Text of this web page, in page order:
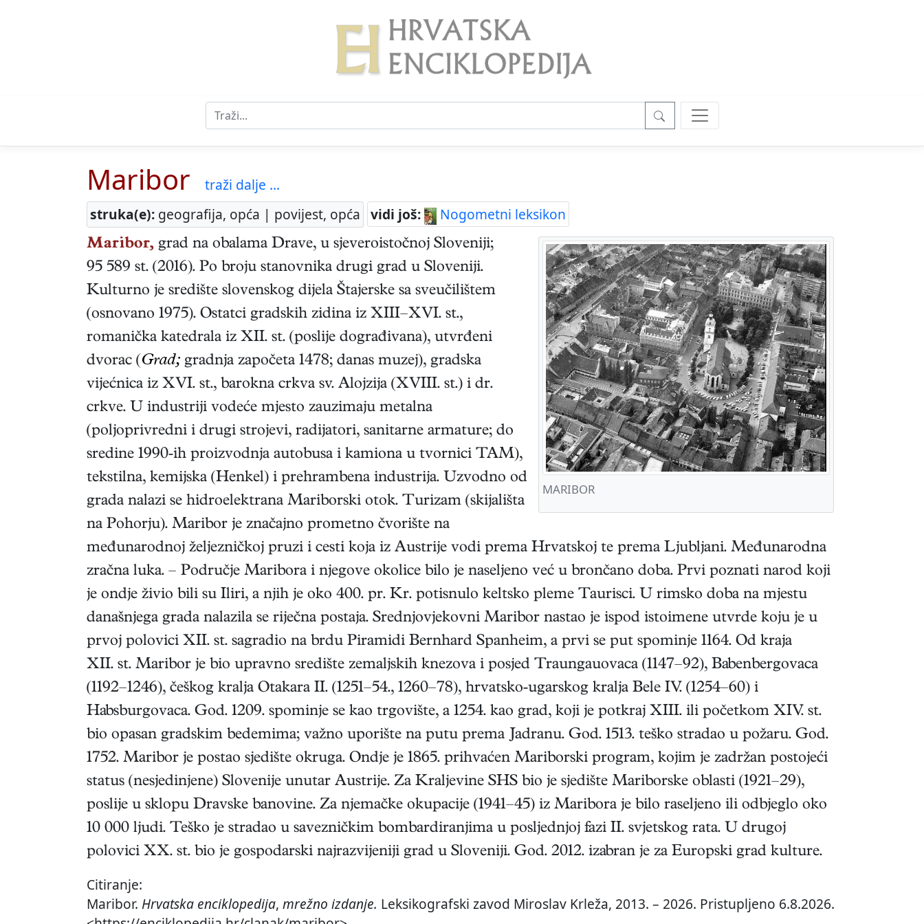
Maribor
traži dalje ...
struka(e): geografija, opća | povijest, opća vidi još: Nogometni leksikon
MARIBOR
Maribor, grad na obalama Drave, u sjeveroistočnoj Sloveniji;
95 589 st. (2016). Po broju stanovnika drugi grad u Sloveniji.
Kulturno je središte slovenskog dijela Štajerske sa sveučilištem
(osnovano 1975). Ostatci gradskih zidina iz XIII–XVI. st.,
romanička katedrala iz XII. st. (poslije dograđivana), utvrđeni
dvorac (Grad; gradnja započeta 1478; danas muzej), gradska
vijećnica iz XVI. st., barokna crkva sv. Alojzija (XVIII. st.) i dr.
crkve. U industriji vodeće mjesto zauzimaju metalna
(poljoprivredni i drugi strojevi, radijatori, sanitarne armature; do
sredine 1990-ih proizvodnja autobusa i kamiona u tvornici TAM),
tekstilna, kemijska (Henkel) i prehrambena industrija. Uzvodno od
grada nalazi se hidroelektrana Mariborski otok. Turizam (skijališta
na Pohorju). Maribor je značajno prometno čvorište na
međunarodnoj željezničkoj pruzi i cesti koja iz Austrije vodi prema Hrvatskoj te prema Ljubljani. Međunarodna
zračna luka. – Područje Maribora i njegove okolice bilo je naseljeno već u brončano doba. Prvi poznati narod koji
je ondje živio bili su Iliri, a njih je oko 400. pr. Kr. potisnulo keltsko pleme Taurisci. U rimsko doba na mjestu
današnjega grada nalazila se riječna postaja. Srednjovjekovni Maribor nastao je ispod istoimene utvrde koju je u
prvoj polovici XII. st. sagradio na brdu Piramidi Bernhard Spanheim, a prvi se put spominje 1164. Od kraja
XII. st. Maribor je bio upravno središte zemaljskih knezova i posjed Traungauovaca (1147–92), Babenbergovaca
(1192–1246), češkog kralja Otakara II. (1251–54., 1260–78), hrvatsko-ugarskog kralja Bele IV. (1254–60) i
Habsburgovaca. God. 1209. spominje se kao trgovište, a 1254. kao grad, koji je potkraj XIII. ili početkom XIV. st.
bio opasan gradskim bedemima; važno uporište na putu prema Jadranu. God. 1513. teško stradao u požaru. God.
1752. Maribor je postao sjedište okruga. Ondje je 1865. prihvaćen Mariborski program, kojim je zadržan postojeći
status (nesjedinjene) Slovenije unutar Austrije. Za Kraljevine SHS bio je sjedište Mariborske oblasti (1921–29),
poslije u sklopu Dravske banovine. Za njemačke okupacije (1941–45) iz Maribora je bilo raseljeno ili odbjeglo oko
10 000 ljudi. Teško je stradao u savezničkim bombardiranjima u posljednjoj fazi II. svjetskog rata. U drugoj
polovici XX. st. bio je gospodarski najrazvijeniji grad u Sloveniji. God. 2012. izabran je za Europski grad kulture.
Citiranje:
Maribor. Hrvatska enciklopedija, mrežno izdanje. Leksikografski zavod Miroslav Krleža, 2013. – 2026. Pristupljeno 6.8.2026.